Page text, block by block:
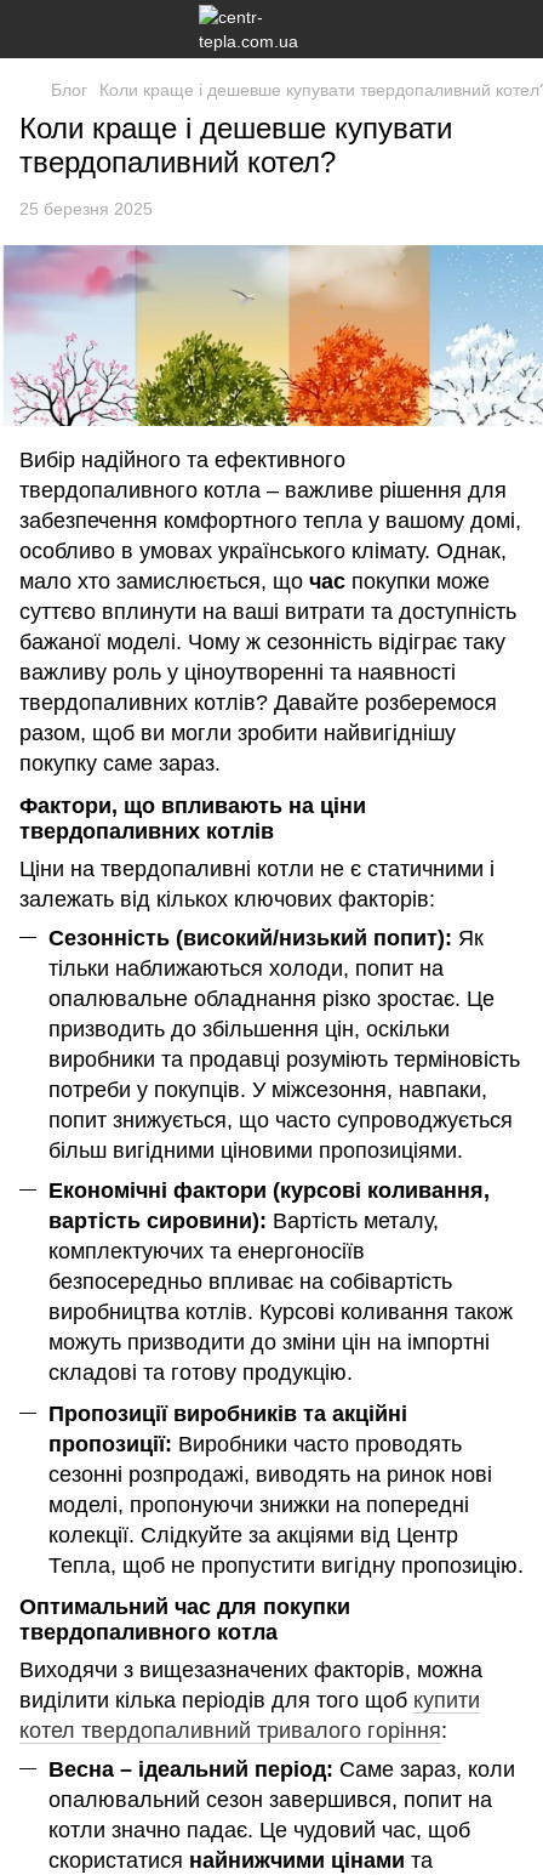
Блог Коли краще і дешевше купувати твердопаливний
Коли краще і дешевше купувати
твердопаливний котел?
25 березня 2025
Вибір надійного та ефективного
твердопаливного котла – важливе рішення для
забезпечення комфортного тепла у вашому домі,
особливо в умовах українського клімату. Однак,
мало хто замислюється, що час покупки може
суттєво вплинути на ваші витрати та доступність
бажаної моделі. Чому ж сезонність відіграє таку
важливу роль у ціноутворенні та наявності
твердопаливних котлів? Давайте розберемося
разом, щоб ви могли зробити найвигіднішу
покупку саме зараз.
Фактори, що впливають на ціни
твердопаливних котлів
Ціни на твердопаливні котли не є статичними і
залежать від кількох ключових факторів:
Сезонність (високий/низький попит): Як
тільки наближаються холоди, попит на
опалювальне обладнання різко зростає. Це
призводить до збільшення цін, оскільки
виробники та продавці розуміють терміновість
потреби у покупців. У міжсезоння, навпаки,
попит знижується, що часто супроводжується
більш вигідними ціновими пропозиціями.
Економічні фактори (курсові коливання,
вартість сировини): Вартість металу,
комплектуючих та енергоносіїв
безпосередньо впливає на собівартість
виробництва котлів. Курсові коливання також
можуть призводити до зміни цін на імпортні
складові та готову продукцію.
Пропозиції виробників та акційні
пропозиції: Виробники часто проводять
сезонні розпродажі, виводять на ринок нові
моделі, пропонуючи знижки на попередні
колекції. Слідкуйте за акціями від Центр
Тепла, щоб не пропустити вигідну пропозицію.
Оптимальний час для покупки
твердопаливного котла
Виходячи з вищезазначених факторів, можна
виділити кілька періодів для того щоб купити
котел твердопаливний тривалого горіння:
Весна – ідеальний період: Саме зараз, коли
опалювальний сезон завершився, попит на
котли значно падає. Це чудовий час, щоб
скористатися найнижчими цінами та